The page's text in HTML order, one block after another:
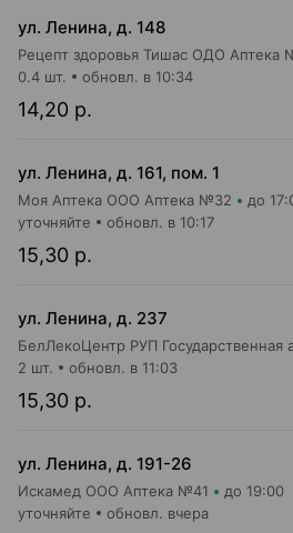
ул. Ленина, д. 148
Рецепт здоровья Тишас ОДО Аптека
14,20 р.
0.4 шт. обновл. в 10:34
ул. Ленина, д. 161, пом. 1
Моя Аптека ООО Аптека №32 до
15,30 р.
уточняйте обновл. в 10:17
ул. Ленина, д. 237
15,30 р.
2 шт. обновл. в 11:03
ул. Ленина, д. 191-26
Искамед ООО Аптека №41 до 19:00
уточняйте обновл. вчера